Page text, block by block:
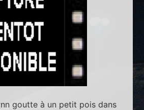
goutte à un petit pois dans